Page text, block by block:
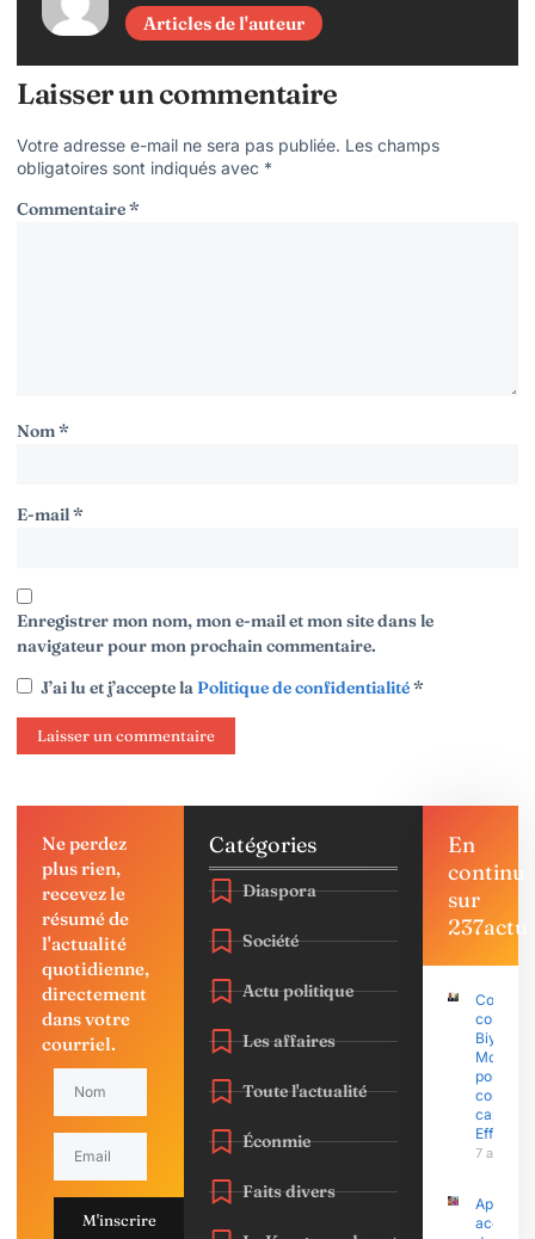
Articles de l'auteur
Laisser un commentaire
Votre adresse e-mail ne sera pas publiée. Les champs
obligatoires sont indiqués avec *
Commentaire*
Nom*
E-mail*
Enregistrer mon nom, mon e-mail et mon site dans le
navigateur pour mon prochain commentaire.
J’ai lu et j’accepte laPolitique de confidentialité*
Ne perdez
plus rien,
recevez le
résumé de
l'actualité
quotidienne,
directement
dans votre
courriel.
M'inscrire
Catégories
Diaspora
Société
Actu politique
Les affaires
Toute l'actualité
Éconmie
Faits divers
En
continu
sur
237actu
Coup
contre
Biya :
porte
contre le
Effoudou
7 août
Après